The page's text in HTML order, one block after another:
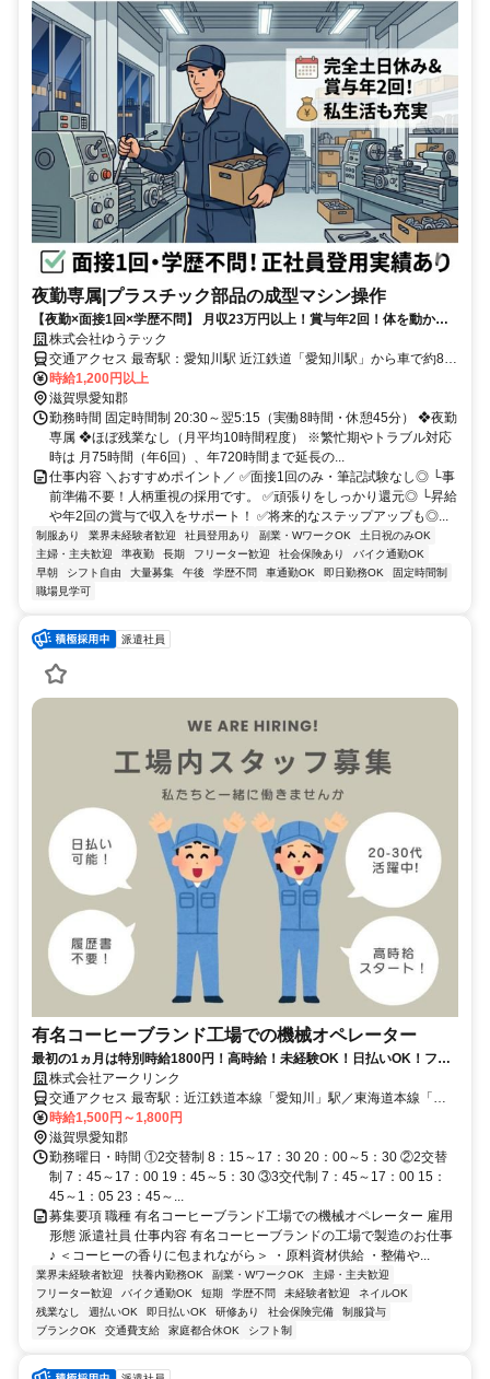
夜勤専属|プラスチック部品の成型マシン操作
【夜勤×面接1回×学歴不問】 月収23万円以上！賞与年2回！体を動かす
モクモク作業。 社員登用実績あり。完全土日休み・大型連休で私生活も
充実◎
株式会社ゆうテック
交通アクセス 最寄駅：愛知川駅 近江鉄道「愛知川駅」から車で約8分
（徒歩30分） ■マイカー通勤OK ■無料駐車場あり （ルートによる※
事前にお問い合わせください）
時給1,200円以上
滋賀県愛知郡
勤務時間 固定時間制 20:30～翌5:15（実働8時間・休憩45分） ❖夜勤
専属 ❖ほぼ残業なし（月平均10時間程度） ※繁忙期やトラブル対応
時は 月75時間（年6回）、年720時間まで延長の...
仕事内容 ＼おすすめポイント／ ✅面接1回のみ・筆記試験なし◎ └事
前準備不要！人柄重視の採用です。 ✅頑張りをしっかり還元◎ └昇給
や年2回の賞与で収入をサポート！ ✅将来的なステップアップも◎...
制服あり 業界未経験者歓迎 社員登用あり 副業・WワークOK
土日祝のみOK
主婦・主夫歓迎
準夜勤 長期 フリーター歓迎 社会保険あり
バイク通勤OK
早朝
シフト自由 大量募集 午後 学歴不問 車通勤OK 即日勤務OK
固定時間制
職場見学可
派遣社員
有名コーヒーブランド工場での機械オペレーター
最初の1ヵ月は特別時給1800円！高時給！未経験OK！日払いOK！フル
タイム勤務でしっかり稼げる！
株式会社アークリンク
交通アクセス 最寄駅：近江鉄道本線「愛知川」駅／東海道本線「稲
枝」駅／東海道本線「能登川」駅
時給1,500円～1,800円
滋賀県愛知郡
勤務曜日・時間 ①2交替制 8：15～17：30 20：00～5：30 ②2交替
制 7：45～17：00 19：45～5：30 ③3交代制 7：45～17：00 15：
45～1：05 23：45～...
募集要項 職種 有名コーヒーブランド工場での機械オペレーター 雇用
形態 派遣社員 仕事内容 有名コーヒーブランドの工場で製造のお仕事
♪ ＜コーヒーの香りに包まれながら＞ ・原料資材供給 ・整備や...
業界未経験者歓迎 扶養内勤務OK 副業・WワークOK
主婦・主夫歓迎
フリーター歓迎
バイク通勤OK 短期 学歴不問 未経験者歓迎
ネイルOK
残業なし
週払いOK 即日払いOK 研修あり 社会保険完備
制服貸与
ブランクOK
交通費支給 家庭都合休OK シフト制